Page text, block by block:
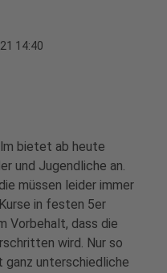
14:40
bietet ab heute
und Jugendliche an.
müssen leider immer
in festen 5er
Vorbehalt, dass die
wird. Nur so
ganz unterschiedliche